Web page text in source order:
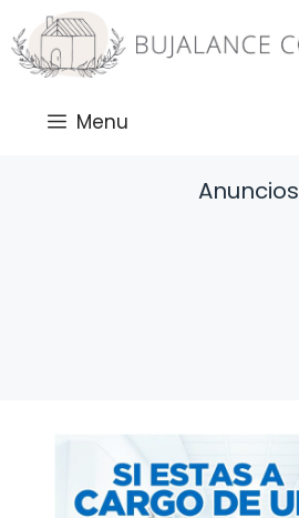
Saltar
al
contenido
Menu
Anuncios